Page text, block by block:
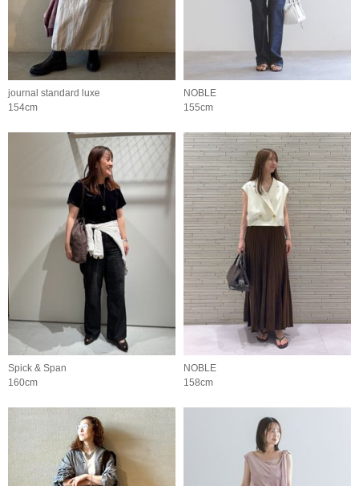
journal standard luxe
154cm
NOBLE
155cm
Spick & Span
160cm
NOBLE
158cm